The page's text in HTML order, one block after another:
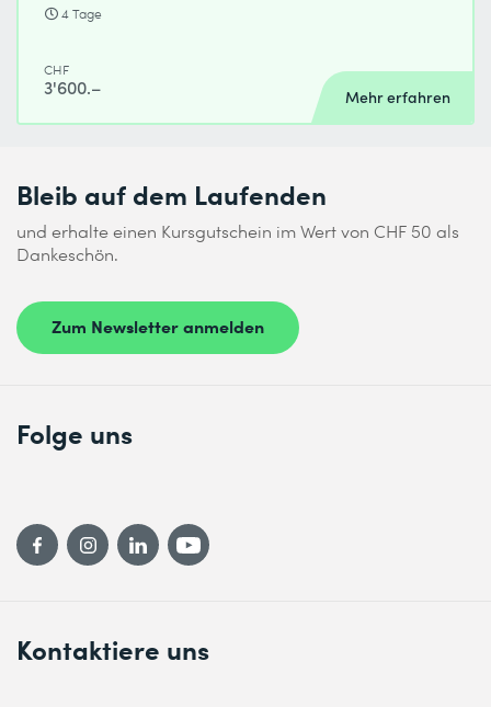
4 Tage
CHF
3'600.– Mehr erfahren
Bleib auf dem Laufenden
und erhalte einen Kursgutschein im Wert von CHF 50 als
Dankeschön.
Zum Newsletter anmelden
Kontaktiere uns
Folge uns